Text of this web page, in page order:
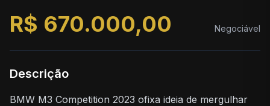
R$ 670.000,00 Negociável
Descrição
BMW M3 Competition 2023 ofixa ideia de mergulhar